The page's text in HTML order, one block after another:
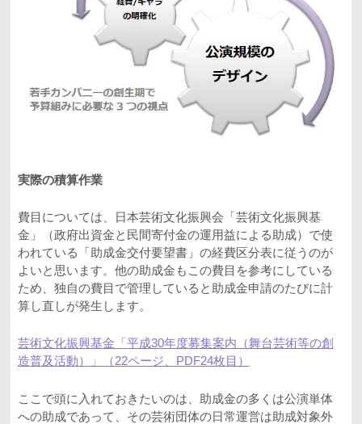
実際の積算作業
費目については、日本芸術文化振興会「芸術文化振興基
金」（政府出資金と民間寄付金の運用益による助成）で使
われている「助成金交付要望書」の経費区分表に従うのが
よいと思います。他の助成金もこの費目を参考にしている
ため、独自の費目で管理していると助成金申請のたびに計
算し直しが発生します。
芸術文化振興基金「平成30年度募集案内（舞台芸術等の創
造普及活動）」（22ページ、PDF24枚目）
ここで頭に入れておきたいのは、助成金の多くは公演単体
への助成であって、その芸術団体の日常運営は助成対象外